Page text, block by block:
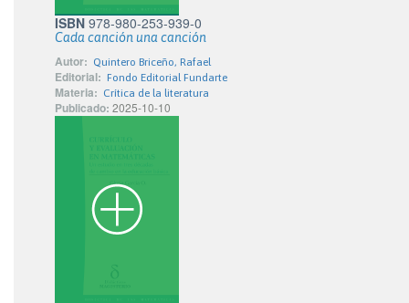
ISBN 978-980-253-939-0
Cada canción una canción
Autor: Quintero Briceño, Rafael
Editorial: Fondo Editorial Fundarte
Materia: Crítica de la literatura
Publicado: 2025-10-10